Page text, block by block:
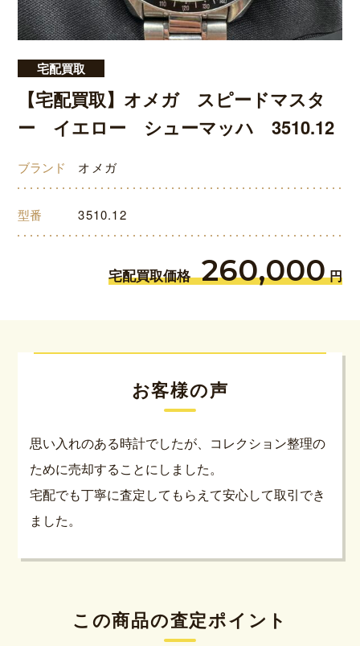
宅配買取
【宅配買取】オメガ スピードマスタ
ー イエロー シューマッハ 3510.12
ブランド オメガ
型番 3510.12
宅配買取価格 260,000 円
お客様の声
思い入れのある時計でしたが、コレクション整理の
ために売却することにしました。
宅配でも丁寧に査定してもらえて安心して取引でき
ました。
この商品の査定ポイント